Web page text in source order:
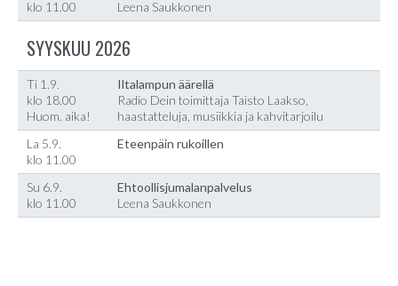
klo 11.00
Leena Saukkonen
SYYSKUU 2026
Ti 1.9.
klo 18.00
Huom. aika!
Iltalampun äärellä
Radio Dein toimittaja Taisto Laakso,
haastatteluja, musiikkia ja kahvitarjoilu
La 5.9.
klo 11.00
Eteenpäin rukoillen
Su 6.9.
klo 11.00
Ehtoollisjumalanpalvelus
Leena Saukkonen